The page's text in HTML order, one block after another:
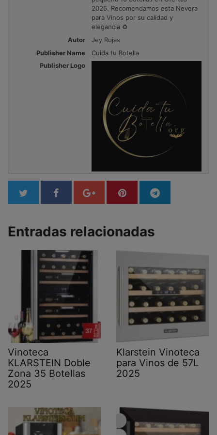
2025. Recomendamos esta Nevera
para Vinos por su calidad y
elegancia ♻️
Autor
Jey Rojas
Publisher Name
Cuida tu Botella
Publisher Logo
Entradas relacionadas
Vinoteca
KLARSTEIN Doble
Zona 35 Botellas
2025
Klarstein Vinoteca
para Vinos de 57L
2025